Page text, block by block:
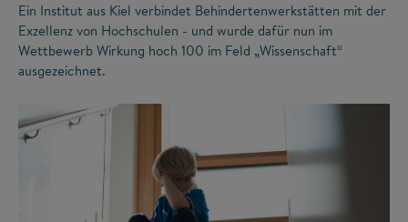
Ein Institut aus Kiel verbindet Behindertenwerkstätten mit der
Exzellenz von Hochschulen - und wurde dafür nun im
Wettbewerb Wirkung hoch 100 im Feld „Wissenschaft“
ausgezeichnet.